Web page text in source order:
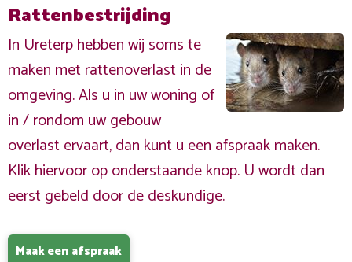
Rattenbestrijding
In Ureterp hebben wij soms te
maken met rattenoverlast in de
omgeving. Als u in uw woning of
in / rondom uw gebouw
overlast ervaart, dan kunt u een afspraak maken.
Klik hiervoor op onderstaande knop. U wordt dan
eerst gebeld door de deskundige.
Maak een afspraak